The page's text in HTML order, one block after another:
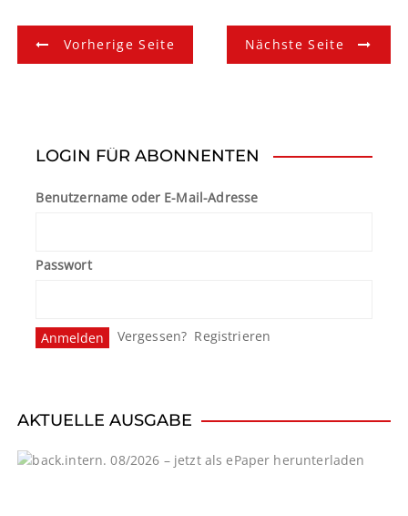
B
n
i
g
Vorherige Seite Nächste Seite
LOGIN FÜR ABONNENTEN
Benutzername oder E-Mail-Adresse
Passwort
Vergessen? Registrieren
AKTUELLE AUSGABE